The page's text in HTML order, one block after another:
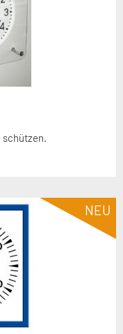
schützen.
NEU